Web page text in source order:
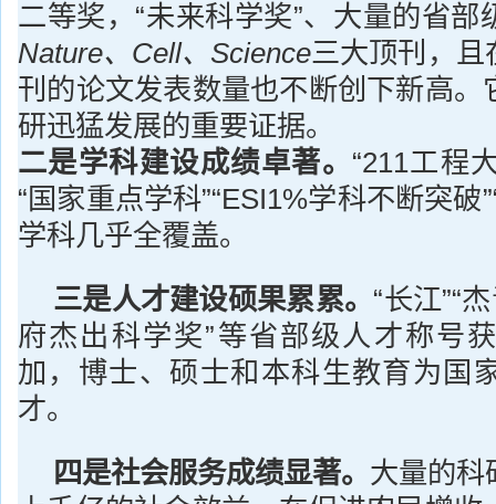
二等奖，“未来科学奖”、大量的省部
Nature、Cell、Science三大顶刊，且
刊的论文发表数量也不断创下新高。
研迅猛发展的重要证据。
二是学科建设成绩卓著。 “211工程
“国家重点学科”“ESI1%学科不断突破
学科几乎全覆盖。
三是人才建设硕果累累。 “长江”“
府杰出科学奖”等省部级人才称号
加，博士、硕士和本科生教育为国
才。
四是社会服务成绩显著。 大量的科